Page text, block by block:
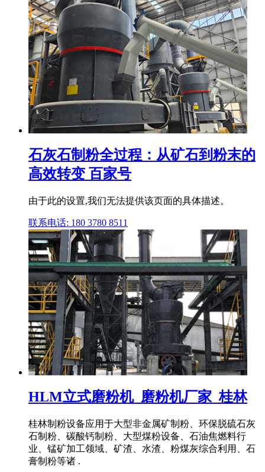
石灰石制粉全过程：从矿石到粉末的
高效转变 百家号
由于此的设置,我们无法提供该页面的具体描述。
联系电话: 180 3780 8511
HLM立式磨粉机_磨粉机厂家_桂林
桂林制粉设备应用于大型非金属矿制粉、环保脱硫石灰
石制粉、碳酸钙制粉、大型煤粉设备、石油焦燃料行
业、锰矿加工领域、矿渣、水渣、粉煤灰综合利用、石
膏制粉等诸 .